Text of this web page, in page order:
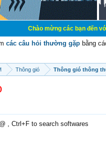
Chào mừng các bạn đến với Diễn
các câu hỏi thường gặp bằng
Thông gió Thông gió thông
, Ctrl+F to search softwares